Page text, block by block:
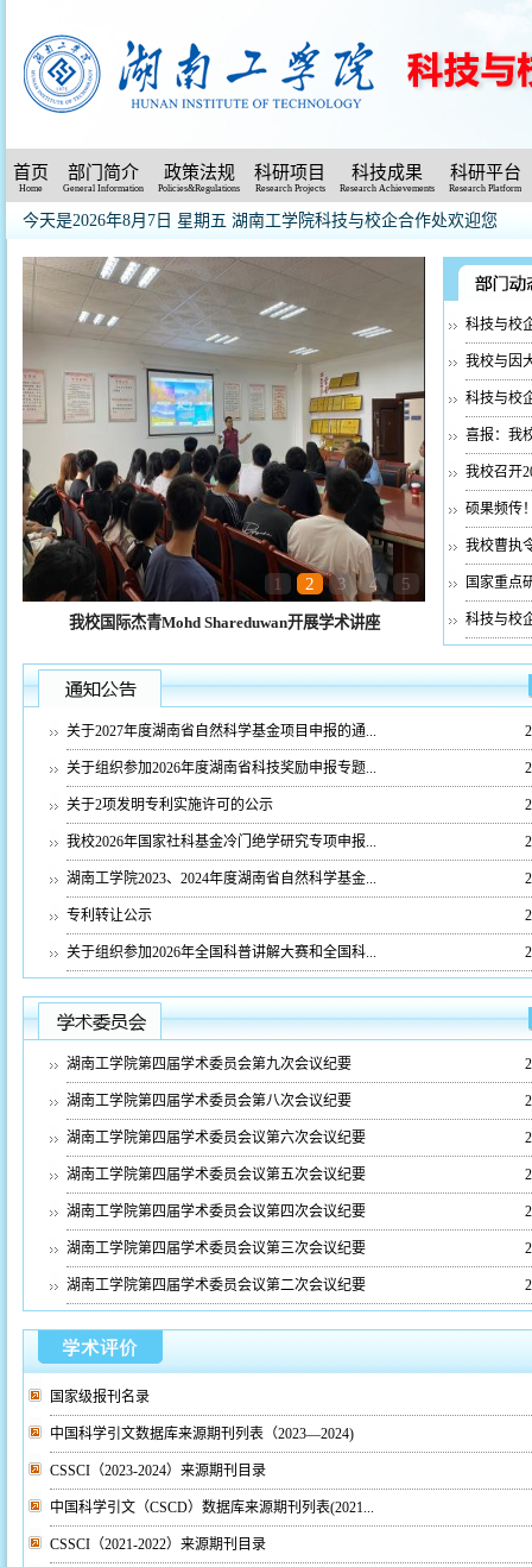
首页
Home
部门简介
General Information
政策法规
Policies&Regulations
科研项目
Research Projects
科技成果
Research Achievements
科研平台
Research Platform
今天是2026年8月7日 星期五 湖南工学院科技与校企合作处欢迎您
1 2 3 4 5
我校国际杰青Mohd Shareduwan开展学术讲座
科技与校
我校与因
科技与校
喜报：我
我校召开
硕果频传
我校曹执
国家重点
科技与校
关于2027年度湖南省自然科学基金项目申报的通...
关于组织参加2026年度湖南省科技奖励申报专题...
关于2项发明专利实施许可的公示
我校2026年国家社科基金冷门绝学研究专项申报...
湖南工学院2023、2024年度湖南省自然科学基金...
专利转让公示
关于组织参加2026年全国科普讲解大赛和全国科...
湖南工学院第四届学术委员会第九次会议纪要
湖南工学院第四届学术委员会第八次会议纪要
湖南工学院第四届学术委员会议第六次会议纪要
湖南工学院第四届学术委员会议第五次会议纪要
湖南工学院第四届学术委员会议第四次会议纪要
湖南工学院第四届学术委员会议第三次会议纪要
湖南工学院第四届学术委员会议第二次会议纪要
国家级报刊名录
中国科学引文数据库来源期刊列表（2023—2024)
CSSCI（2023-2024）来源期刊目录
中国科学引文（CSCD）数据库来源期刊列表(2021...
CSSCI（2021-2022）来源期刊目录